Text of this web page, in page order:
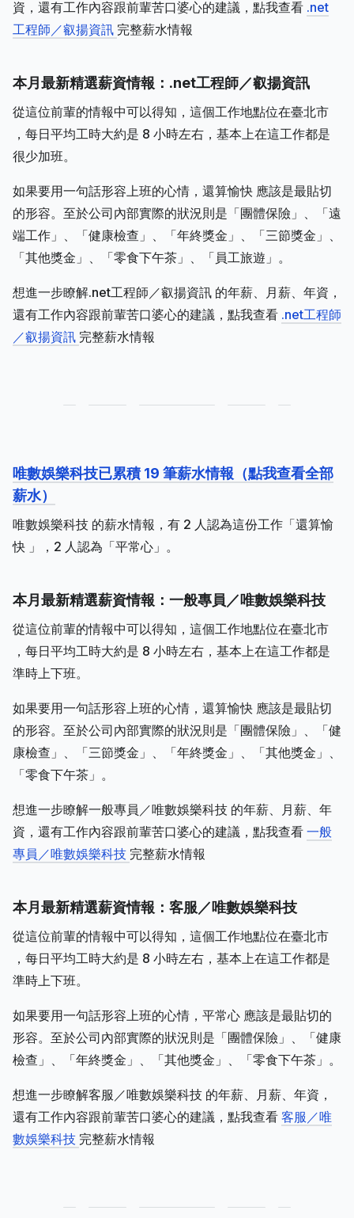
資，還有工作內容跟前輩苦口婆心的建議，點我查看 .net
工程師／叡揚資訊 完整薪水情報
本月最新精選薪資情報：.net工程師／叡揚資訊
從這位前輩的情報中可以得知，這個工作地點位在臺北市
，每日平均工時大約是 8 小時左右，基本上在這工作都是
很少加班。
如果要用一句話形容上班的心情，還算愉快 應該是最貼切
的形容。至於公司內部實際的狀況則是「團體保險」、「遠
端工作」、「健康檢查」、「年終獎金」、「三節獎金」、
「其他獎金」、「零食下午茶」、「員工旅遊」。
想進一步瞭解.net工程師／叡揚資訊 的年薪、月薪、年資，
還有工作內容跟前輩苦口婆心的建議，點我查看 .net工程師
／叡揚資訊 完整薪水情報
唯數娛樂科技已累積 19 筆薪水情報（點我查看全部
薪水）
唯數娛樂科技 的薪水情報，有 2 人認為這份工作「還算愉
快 」，2 人認為「平常心」。
本月最新精選薪資情報：一般專員／唯數娛樂科技
從這位前輩的情報中可以得知，這個工作地點位在臺北市
，每日平均工時大約是 8 小時左右，基本上在這工作都是
準時上下班。
如果要用一句話形容上班的心情，還算愉快 應該是最貼切
的形容。至於公司內部實際的狀況則是「團體保險」、「健
康檢查」、「三節獎金」、「年終獎金」、「其他獎金」、
「零食下午茶」。
想進一步瞭解一般專員／唯數娛樂科技 的年薪、月薪、年
資，還有工作內容跟前輩苦口婆心的建議，點我查看 一般
專員／唯數娛樂科技 完整薪水情報
本月最新精選薪資情報：客服／唯數娛樂科技
從這位前輩的情報中可以得知，這個工作地點位在臺北市
，每日平均工時大約是 8 小時左右，基本上在這工作都是
準時上下班。
如果要用一句話形容上班的心情，平常心 應該是最貼切的
形容。至於公司內部實際的狀況則是「團體保險」、「健康
檢查」、「年終獎金」、「其他獎金」、「零食下午茶」。
想進一步瞭解客服／唯數娛樂科技 的年薪、月薪、年資，
還有工作內容跟前輩苦口婆心的建議，點我查看 客服／唯
數娛樂科技 完整薪水情報